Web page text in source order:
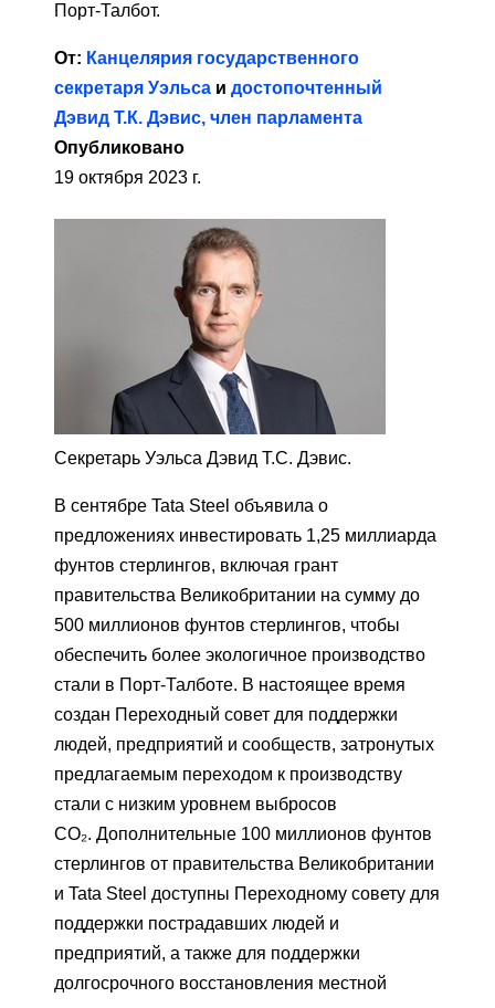
Порт-Талбот.
От: Канцелярия государственного
секретаря Уэльса и достопочтенный
Дэвид Т.К. Дэвис, член парламента
Опубликовано
19 октября 2023 г.
Секретарь Уэльса Дэвид Т.С. Дэвис.
В сентябре Tata Steel объявила о
предложениях инвестировать 1,25 миллиарда
фунтов стерлингов, включая грант
правительства Великобритании на сумму до
500 миллионов фунтов стерлингов, чтобы
обеспечить более экологичное производство
стали в Порт-Талботе. В настоящее время
создан Переходный совет для поддержки
людей, предприятий и сообществ, затронутых
предлагаемым переходом к производству
стали с низким уровнем выбросов
CO₂. Дополнительные 100 миллионов фунтов
стерлингов от правительства Великобритании
и Tata Steel доступны Переходному совету для
поддержки пострадавших людей и
предприятий, а также для поддержки
долгосрочного восстановления местной